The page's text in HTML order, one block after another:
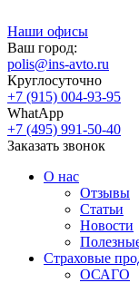
Наши офисы
Ваш город:
polis@ins-avto.ru
Круглосуточно
+7 (915) 004-93-95
WhatApp
+7 (495) 991-50-40
Заказать звонок
О нас
Отзывы
Статьи
Новости
Страховые
ОСАГО